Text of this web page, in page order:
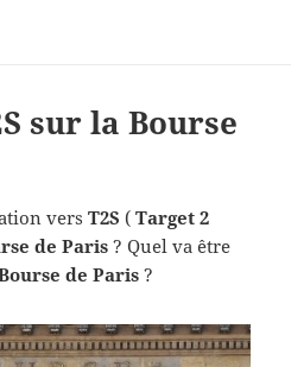
sur la Bourse
versT2S (Target 2
de Paris? Quel va être
de Paris ?